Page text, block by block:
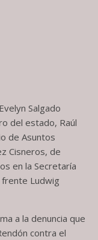
Salgado
del estado, Raúl
de Asuntos
Cisneros, de
en la Secretaría
frente Ludwig
a la denuncia que
contra el